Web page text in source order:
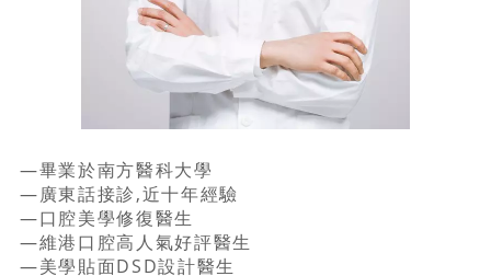
—畢業於南方醫科大學
—廣東話接診,近十年經驗
—口腔美學修復醫生
—維港口腔高人氣好評醫生
—美學貼面DSD設計醫生